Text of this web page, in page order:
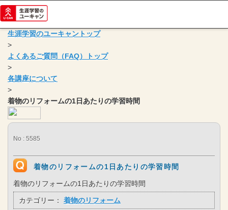
生涯学習のユーキャントップ
>
よくあるご質問（FAQ）トップ
>
各講座について
>
着物のリフォームの1日あたりの学習時間
No : 5585
着物のリフォームの1日あたりの学習時間
着物のリフォームの1日あたりの学習時間
カテゴリー： 着物のリフォーム